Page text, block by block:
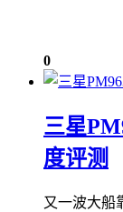
0
三星
度评测
又一波大